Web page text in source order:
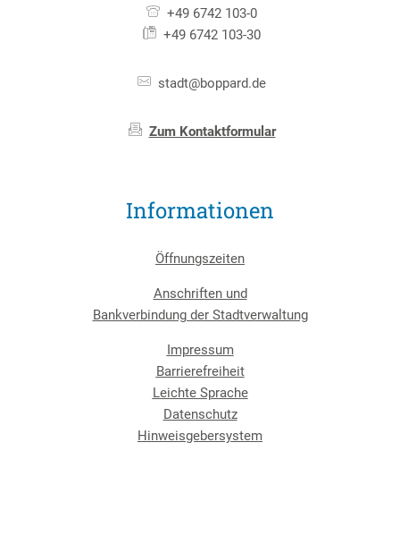
+49 6742 103-0
+49 6742 103-30
stadt@boppard.de
Zum Kontaktformular
Informationen
Öffnungszeiten
Anschriften und
Bankverbindung der Stadtverwaltung
Impressum
Barrierefreiheit
Leichte Sprache
Datenschutz
Hinweisgebersystem